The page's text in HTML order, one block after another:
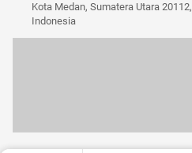
Kota Medan, Sumatera Utara 20112,
Indonesia